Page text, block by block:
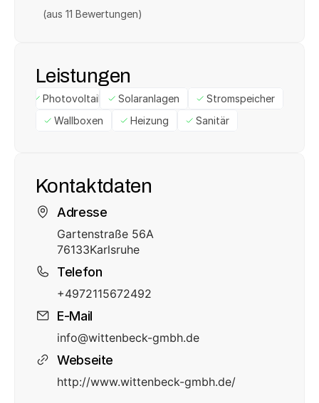
(aus 11 Bewertungen)
Leistungen
Photovoltaik Solaranlagen
Stromspeicher
Wallboxen
Heizung Sanitär
Kontaktdaten
Adresse
Gartenstraße 56A
76133Karlsruhe
Telefon
+4972115672492
E-Mail
info@wittenbeck-gmbh.de
Webseite
http://www.wittenbeck-gmbh.de/